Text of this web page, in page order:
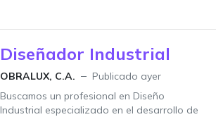
Diseñador Industrial
OBRALUX, C.A.
Publicado ayer
Buscamos un profesional en Diseño
Industrial especializado en el desarrollo de